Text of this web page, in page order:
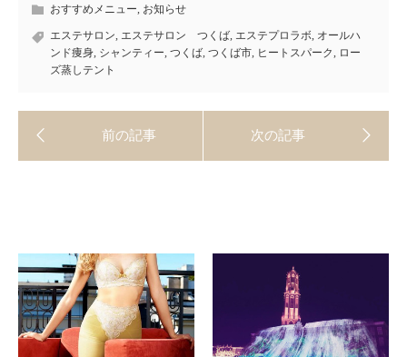
おすすめメニュー お知らせ
エステサロン エステサロン つくば エステプロラボ オールハ
ンド痩身 シャンティー つくば つくば市 ヒートスパーク
ロー
ズ蒸しテント